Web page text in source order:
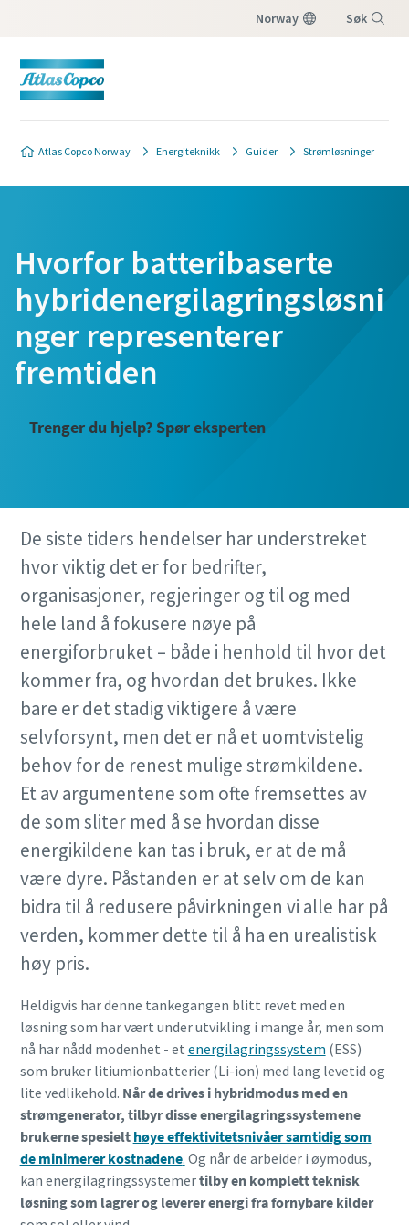
Norway Søk
Atlas Copco Norway Energiteknikk Guider Strømløsninger
Hvorfor batteribaserte
hybridenergilagringsløsni
nger representerer
fremtiden
Trenger du hjelp? Spør eksperten
De siste tiders hendelser har understreket
hvor viktig det er for bedrifter,
organisasjoner, regjeringer og til og med
hele land å fokusere nøye på
energiforbruket – både i henhold til hvor det
kommer fra, og hvordan det brukes. Ikke
bare er det stadig viktigere å være
selvforsynt, men det er nå et uomtvistelig
behov for de renest mulige strømkildene.
Et av argumentene som ofte fremsettes av
de som sliter med å se hvordan disse
energikildene kan tas i bruk, er at de må
være dyre. Påstanden er at selv om de kan
bidra til å redusere påvirkningen vi alle har på
verden, kommer dette til å ha en urealistisk
høy pris.
Heldigvis har denne tankegangen blitt revet med en
løsning som har vært under utvikling i mange år, men som
nå har nådd modenhet - et energilagringssystem (ESS)
som bruker litiumionbatterier (Li-ion) med lang levetid og
lite vedlikehold. Når de drives i hybridmodus med en
strømgenerator, tilbyr disse energilagringssystemene
brukerne spesielt høye effektivitetsnivåer samtidig som
de minimerer kostnadene. Og når de arbeider i øymodus,
kan energilagringssystemertilby en komplett teknisk
løsning som lagrer og leverer energi fra fornybare kilder